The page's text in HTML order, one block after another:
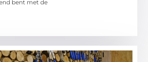
bent met de